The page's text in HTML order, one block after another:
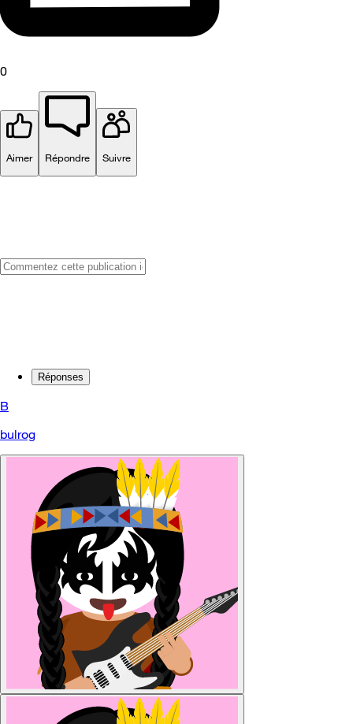
0
Aimer Répondre Suivre
Réponses
B
bulrog